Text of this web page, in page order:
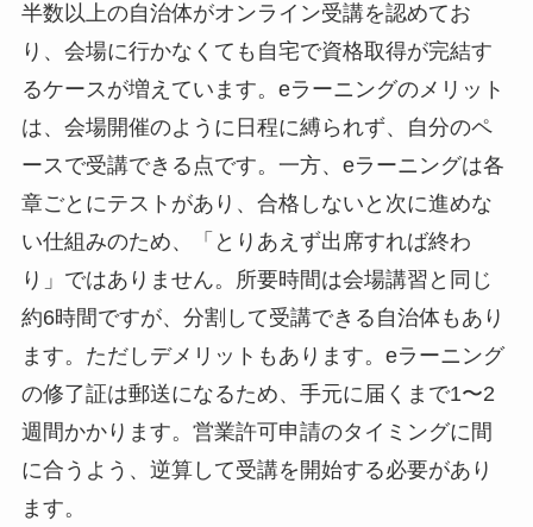
半数以上の自治体がオンライン受講を認めてお
り、会場に行かなくても自宅で資格取得が完結す
るケースが増えています。eラーニングのメリット
は、会場開催のように日程に縛られず、自分のペ
ースで受講できる点です。一方、eラーニングは各
章ごとにテストがあり、合格しないと次に進めな
い仕組みのため、「とりあえず出席すれば終わ
り」ではありません。所要時間は会場講習と同じ
約6時間ですが、分割して受講できる自治体もあり
ます。ただしデメリットもあります。eラーニング
の修了証は郵送になるため、手元に届くまで1〜2
週間かかります。営業許可申請のタイミングに間
に合うよう、逆算して受講を開始する必要があり
ます。